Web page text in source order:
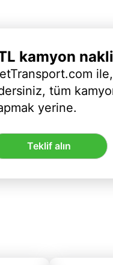
kamyon
tüm
yerine.
Teklif alın